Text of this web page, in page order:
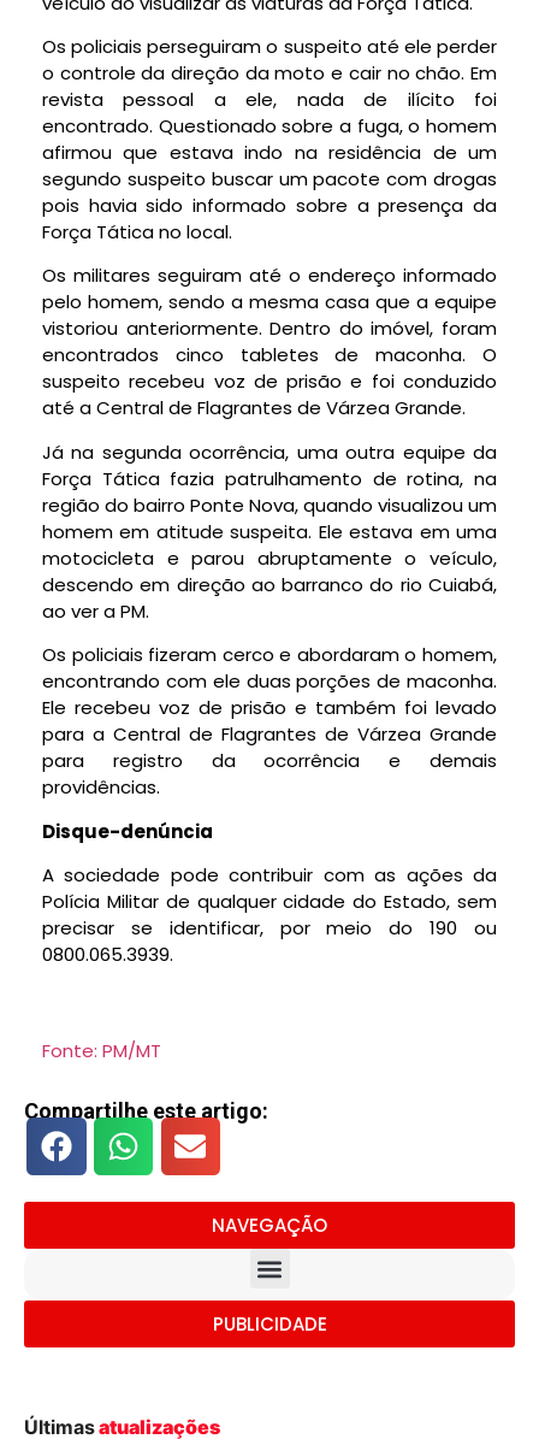
Os policiais perseguiram o suspeito até ele perder
o controle da direção da moto e cair no chão. Em
revista pessoal a ele, nada de ilícito foi
encontrado. Questionado sobre a fuga, o homem
afirmou que estava indo na residência de um
segundo suspeito buscar um pacote com drogas
pois havia sido informado sobre a presença da
Força Tática no local.
Os militares seguiram até o endereço informado
pelo homem, sendo a mesma casa que a equipe
vistoriou anteriormente. Dentro do imóvel, foram
encontrados cinco tabletes de maconha. O
suspeito recebeu voz de prisão e foi conduzido
até a Central de Flagrantes de Várzea Grande.
Já na segunda ocorrência, uma outra equipe da
Força Tática fazia patrulhamento de rotina, na
região do bairro Ponte Nova, quando visualizou um
homem em atitude suspeita. Ele estava em uma
motocicleta e parou abruptamente o veículo,
descendo em direção ao barranco do rio Cuiabá,
ao ver a PM.
Os policiais fizeram cerco e abordaram o homem,
encontrando com ele duas porções de maconha.
Ele recebeu voz de prisão e também foi levado
para a Central de Flagrantes de Várzea Grande
para registro da ocorrência e demais
providências.
Disque-denúncia
A sociedade pode contribuir com as ações da
Polícia Militar de qualquer cidade do Estado, sem
precisar se identificar, por meio do 190 ou
0800.065.3939.
Fonte: PM/MT
Compartilhe este artigo:
NAVEGAÇÃO
PUBLICIDADE
Últimasatualizações